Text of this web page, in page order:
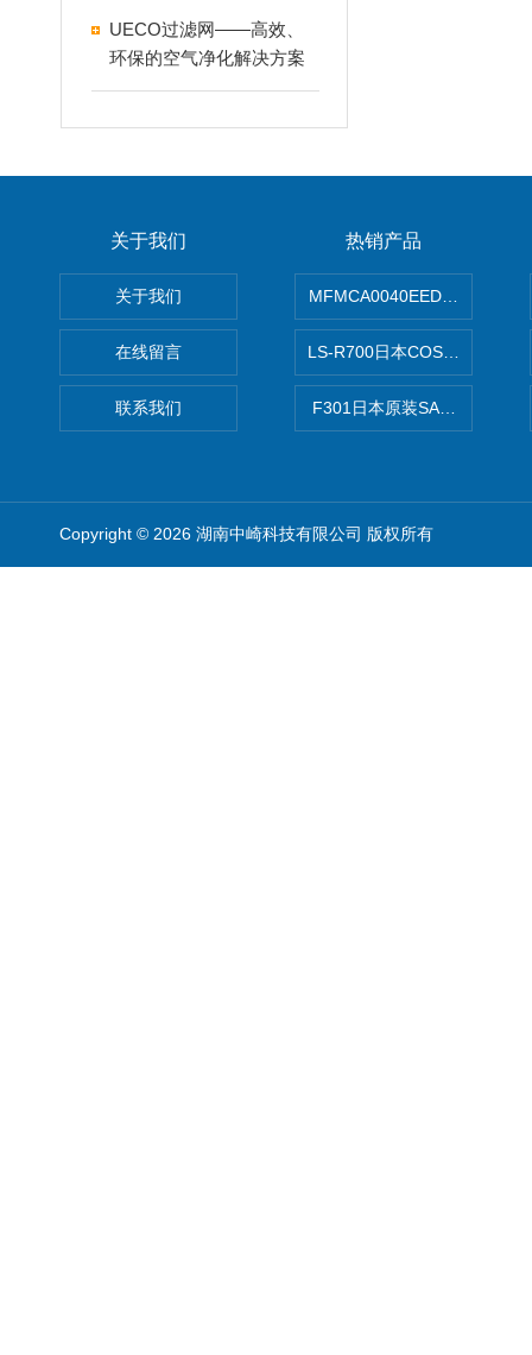
UECO过滤网——高效、
环保的空气净化解决方案
关于我们
关于我们
在线留言
联系我们
热销产品
MFMCA0040EED-H日本
LS-R700日本COSMO科斯莫
F301日本原装SANAI三爱旋
Copyright © 2026 湖南中崎科技有限公司 版权所有